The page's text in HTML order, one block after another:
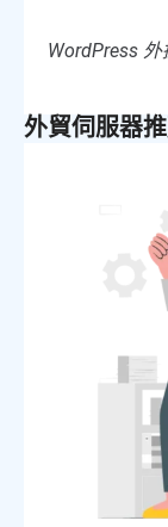
WordPress
外貿伺服器